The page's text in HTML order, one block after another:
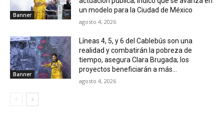
Banner
un modelo para la Ciudad de México
agosto 4, 2026
Banner
Líneas 4, 5, y 6 del Cablebús son una
realidad y combatirán la pobreza de
tiempo, asegura Clara Brugada; los
proyectos beneficiarán a más...
agosto 4, 2026